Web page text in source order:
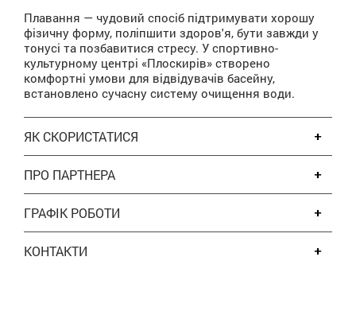
Плавання — чудовий спосіб підтримувати хорошу
фізичну форму, поліпшити здоров'я, бути завжди у
тонусі та позбавитися стресу. У спортивно-
культурному центрі «Плоскирів» створено
комфортні умови для відвідувачів басейну,
встановлено сучасну систему очищення води.
ЯК СКОРИСТАТИСЯ
ПРО ПАРТНЕРА
ГРАФІК РОБОТИ
КОНТАКТИ